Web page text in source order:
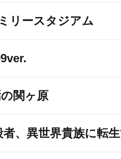
リースタジアム
関ヶ原
、異世界貴族に転